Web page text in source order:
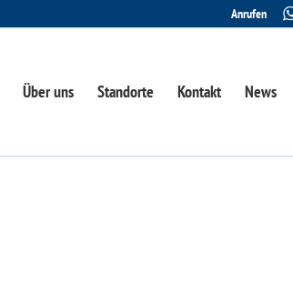
Anrufen
Über uns Standorte Kontakt News